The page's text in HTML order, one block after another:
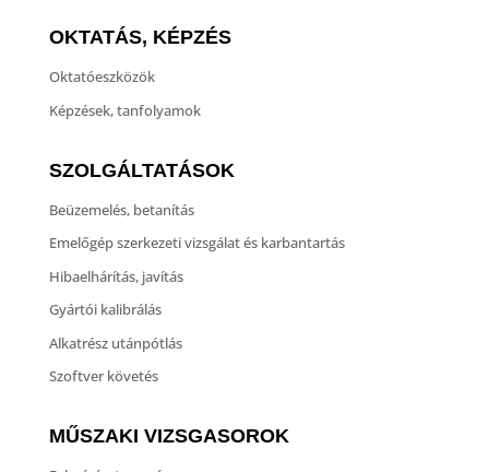
OKTATÁS, KÉPZÉS
Oktatóeszközök
Képzések, tanfolyamok
SZOLGÁLTATÁSOK
Beüzemelés, betanítás
Emelőgép szerkezeti vizsgálat és karbantartás
Hibaelhárítás, javítás
Gyártói kalibrálás
Alkatrész utánpótlás
Szoftver követés
MŰSZAKI VIZSGASOROK